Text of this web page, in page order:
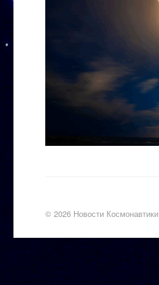
© 2026 Новости Космонавтики